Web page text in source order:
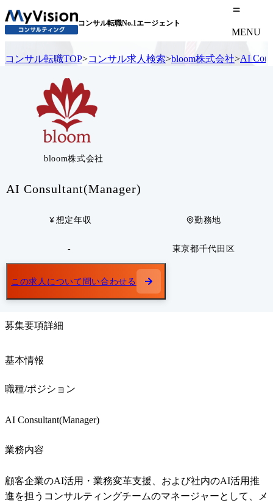
コンサル転職No.1エージェント
MENU
コンサル転職TOP>コンサル求人検索>bloom株式会社>AI
bloom株式会社
AI Consultant(Manager)
想定年収
-
勤務地
東京都千代田区
この求人について問い合わせる
募集要項詳細
基本情報
職種/ポジション
AI Consultant(Manager)
業務内容
顧客企業のAI活用・業務変革支援、および社内のAI活用推
進を担うコンサルティングチームのマネージャーとして、メ